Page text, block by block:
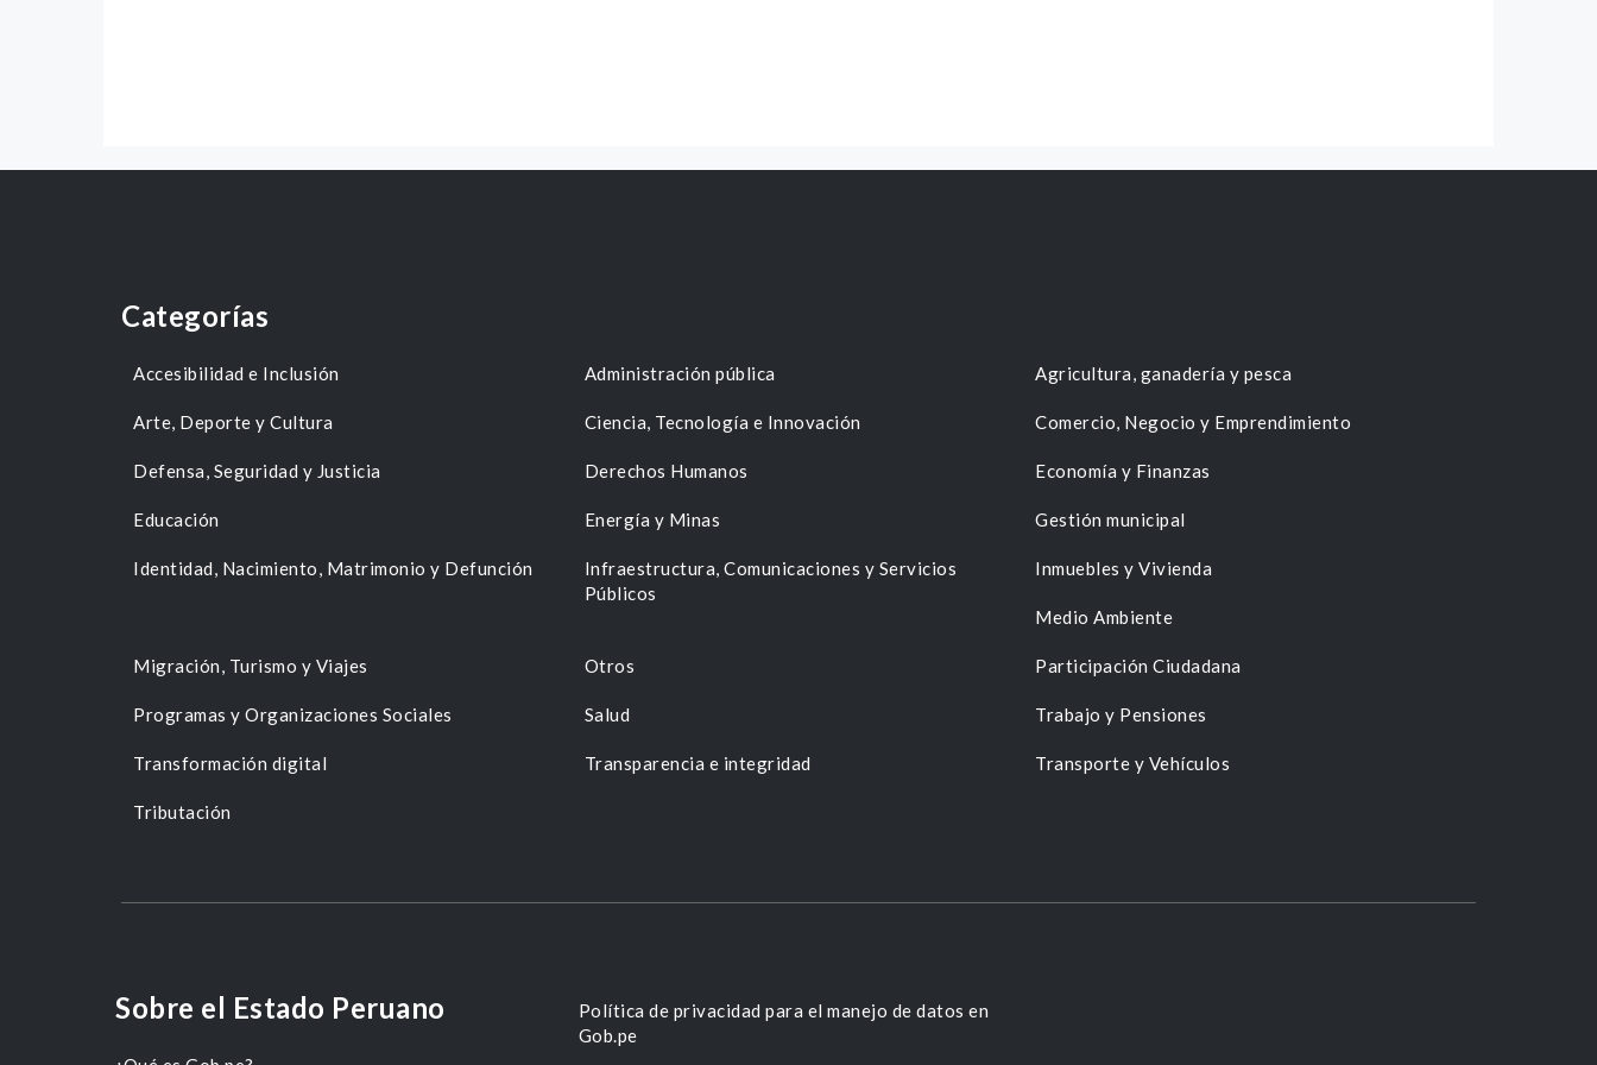
Categorías
Accesibilidad e Inclusión Administración pública Agricultura, ganadería y pesca
Arte, Deporte y Cultura Ciencia, Tecnología e Innovación Comercio, Negocio y Emprendimiento
Defensa, Seguridad y Justicia Derechos Humanos Economía y Finanzas
Educación Energía y Minas Gestión municipal
Identidad, Nacimiento, Matrimonio y Defunción
Infraestructura, Comunicaciones y Servicios
Públicos
Inmuebles y Vivienda
Medio Ambiente
Migración, Turismo y Viajes Otros Participación Ciudadana
Programas y Organizaciones Sociales Salud Trabajo y Pensiones
Transformación digital Transparencia e integridad Transporte y Vehículos
Tributación
Sobre el Estado Peruano
Política de privacidad para el manejo de datos en
Gob.pe